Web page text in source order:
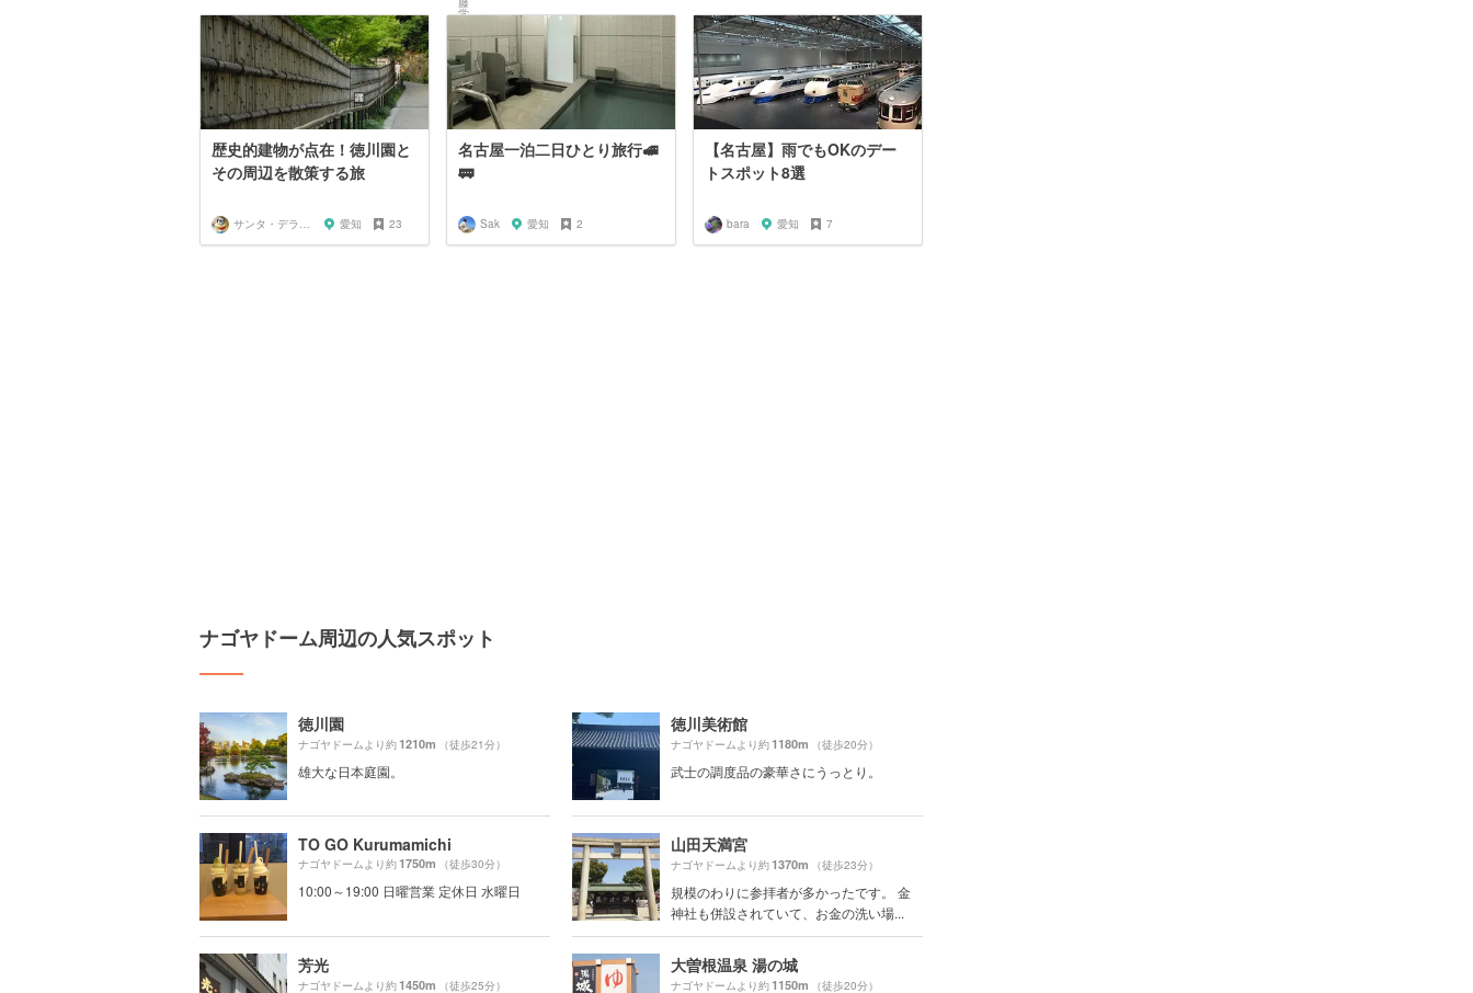
歴史的建物が点在！徳川園と
その周辺を散策する旅
サンタ・デラックス 愛知 23
名古屋一泊二日ひとり旅行🚅
🚃
Sak 愛知 2
【名古屋】雨でもOKのデー
トスポット8選
bara 愛知 7
ナゴヤドーム周辺の人気スポット
徳川園
ナゴヤドームより約1210m （徒歩21分）
雄大な日本庭園。
徳川美術館
ナゴヤドームより約1180m （徒歩20分）
武士の調度品の豪華さにうっとり。
TO GO Kurumamichi
ナゴヤドームより約1750m （徒歩30分）
10:00～19:00 日曜営業 定休日 水曜日
山田天満宮
ナゴヤドームより約1370m （徒歩23分）
規模のわりに参拝者が多かったです。 金
神社も併設されていて、お金の洗い場...
芳光
ナゴヤドームより約1450m （徒歩25分）
大曽根温泉 湯の城
ナゴヤドームより約1150m （徒歩20分）